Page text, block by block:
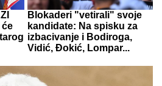
će
Blokaderi "vetirali" svoje
kandidate: Na spisku za
izbacivanje i Bodiroga,
Vidić, Đokić, Lompar...